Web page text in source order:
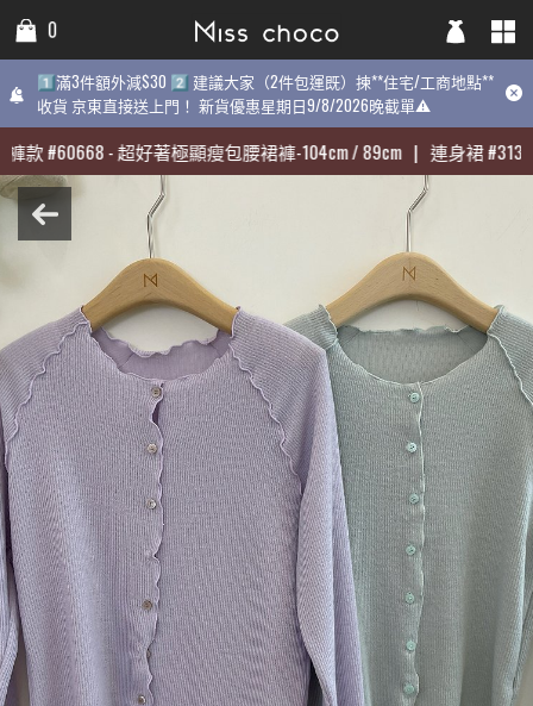
0
1️⃣滿3件額外減$30 2️⃣ 建議大家（2件包運既）揀**住宅/工商地點**
收貨 京東直接送上門！ 新貨優惠星期日9/8/2026晚截單⚠️
款#60668-超好著極顯瘦包腰裙褲-104cm / 89cm | 連身裙#31398
0
1️⃣滿3件額外減$30 2️⃣ 建議大家（2件包運既）揀**住宅/工商地點**
收貨 京東直接送上門！ 新貨優惠星期日9/8/2026晚截單⚠️
款#60668-超好著極顯瘦包腰裙褲-104cm / 89cm | 連身裙#31398
1️⃣滿3件額外減$30 2️⃣ 建議大家（2件包運既）揀**住宅/工商地點**
9/8/2026晚截單⚠️
熱賣: 褲款#60668-超好著極顯瘦包腰裙褲-104cm / 89cm | 連身